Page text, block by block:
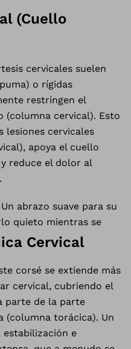
(Cuello
cervicales suelen
o rígidas
restringen el
(columna cervical). Esto
lesiones cervicales
apoya el cuello
reduce el dolor al
abrazo suave para su
quieto mientras se
Cervical
corsé se extiende más
cervical, cubriendo el
parte de la parte
(columna torácica). Un
estabilización e